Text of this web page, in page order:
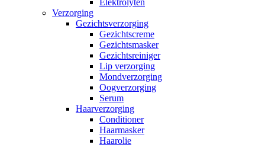
Elektrolyten
Verzorging
Gezichtsverzorging
Gezichtscreme
Gezichtsmasker
Gezichtsreiniger
Lip verzorging
Mondverzorging
Oogverzorging
Serum
Haarverzorging
Conditioner
Haarmasker
Haarolie